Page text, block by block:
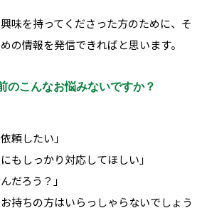
味を持ってくださった方のために、そ
の情報を発信できればと思います。
のこんなお悩みないですか？
頼したい」
もしっかり対応してほしい」
だろう？」
持ちの方はいらっしゃらないでしょう